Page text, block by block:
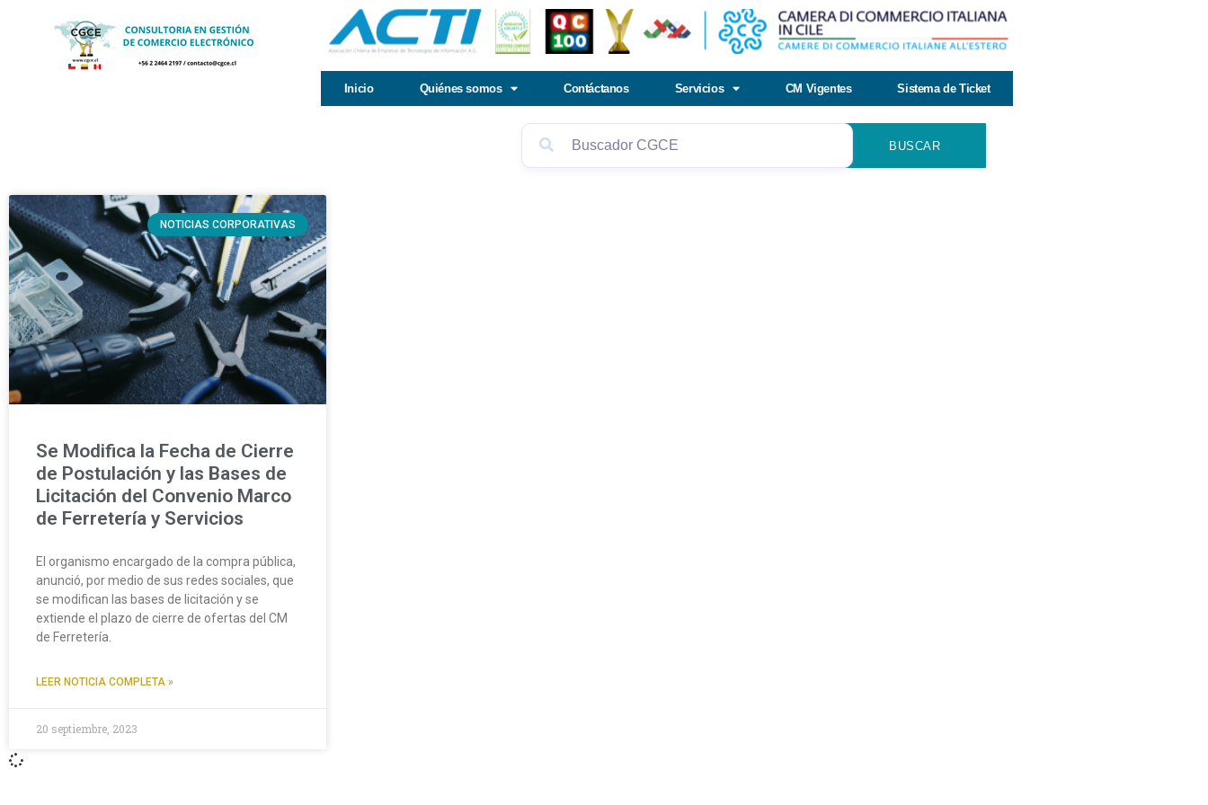
Inicio Quiénes somos Contáctanos Servicios CM Vigentes Sistema de Ticket
BUSCAR
NOTICIAS CORPORATIVAS
Se Modifica la Fecha de Cierre
de Postulación y las Bases de
Licitación del Convenio Marco
de Ferretería y Servicios
El organismo encargado de la compra pública,
anunció, por medio de sus redes sociales, que
se modifican las bases de licitación y se
extiende el plazo de cierre de ofertas del CM
de Ferretería.
LEER NOTICIA COMPLETA »
20 septiembre, 2023